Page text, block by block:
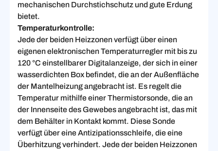
mechanischen Durchstichschutz und gute Erdung
bietet.
Temperaturkontrolle:
Jede der beiden Heizzonen verfügt über einen
eigenen elektronischen Temperaturregler mit bis zu
120 °C einstellbarer Digitalanzeige, der sich in einer
wasserdichten Box befindet, die an der Außenfläche
der Mantelheizung angebracht ist. Es regelt die
Temperatur mithilfe einer Thermistorsonde, die an
der Innenseite des Gewebes angebracht ist, das mit
dem Behälter in Kontakt kommt. Diese Sonde
verfügt über eine Antizipationsschleife, die eine
Überhitzung verhindert. Jede der beiden Heizzonen